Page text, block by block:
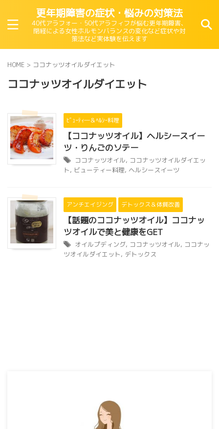
更年期障害の症状・悩みの対策法
40代アラフォー・50代アラフィフが悩む更年期障害、
閉経による女性ホルモンバランスの変化など症状や対
策法など実体験を伝えます
HOME > ココナッツオイルダイエット
ココナッツオイルダイエット
ﾋﾞｭｰﾃｨ―＆ﾍﾙｼｰ料理
【ココナッツオイル】ヘルシースイー
ツ・りんごのソテー
ココナッツオイル, ココナッツオイルダイエッ
ト, ビューティー料理, ヘルシースイーツ
アンチエイジング デトックス＆体質改善
【話題のココナッツオイル】ココナッ
ツオイルで美と健康をGET
オイルプディング, ココナッツオイル, ココナッ
ツオイルダイエット, デトックス